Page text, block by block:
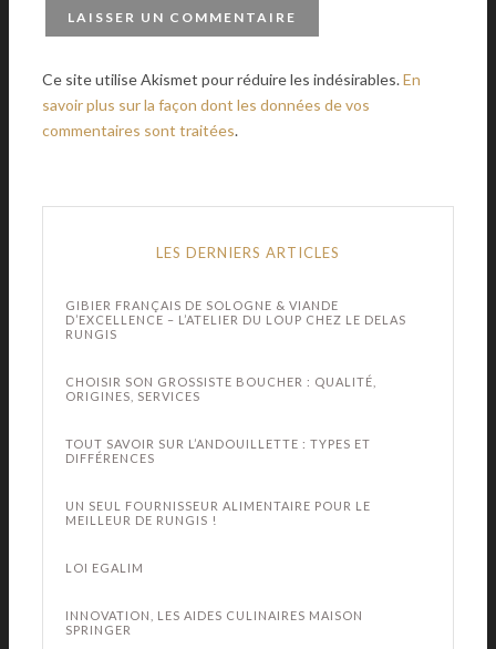
Ce site utilise Akismet pour réduire les indésirables.En
savoir plus sur la façon dont les données de vos
commentaires sont traitées.
LES DERNIERS ARTICLES
GIBIER FRANÇAIS DE SOLOGNE & VIANDE
D’EXCELLENCE – L’ATELIER DU LOUP CHEZ LE DELAS
RUNGIS
CHOISIR SON GROSSISTE BOUCHER : QUALITÉ,
ORIGINES, SERVICES
TOUT SAVOIR SUR L’ANDOUILLETTE : TYPES ET
DIFFÉRENCES
UN SEUL FOURNISSEUR ALIMENTAIRE POUR LE
MEILLEUR DE RUNGIS !
LOI EGALIM
INNOVATION, LES AIDES CULINAIRES MAISON
SPRINGER